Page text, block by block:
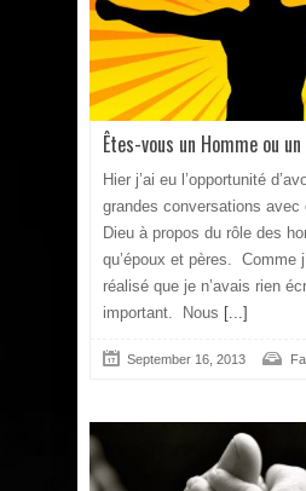
Êtes-vous un Homme ou
Hier j’ai eu l’opportunité
grandes conversations avec
Dieu à propos du rôle des
qu’époux et pères. Comme
réalisé que je n’avais rien
important. Nous [...]
September 16, 2013